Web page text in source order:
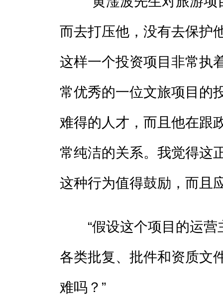
而去打压他，没有去保护
这样一个投资项目非常执
常优秀的一位文旅项目的
难得的人才，而且他在跟
常纯洁的关系。我觉得这
这种行为值得鼓励，而且
“假设这个项目的运营
各类批复、批件和资质文
难吗？”